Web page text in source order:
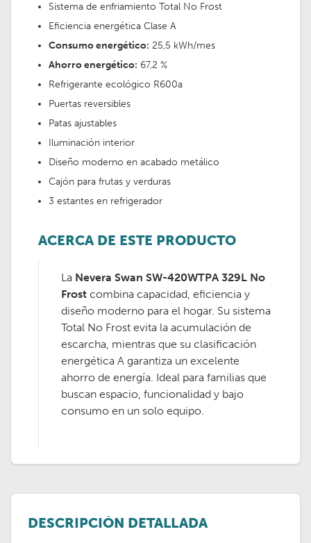
Sistema de enfriamiento Total No Frost
Eficiencia energética Clase A
Consumo energético: 25,5 kWh/mes
Ahorro energético: 67,2 %
Refrigerante ecológico R600a
Puertas reversibles
Patas ajustables
Iluminación interior
Diseño moderno en acabado metálico
Cajón para frutas y verduras
3 estantes en refrigerador
ACERCA DE ESTE PRODUCTO
La Nevera Swan SW-420WTPA 329L No
Frost combina capacidad, eficiencia y
diseño moderno para el hogar. Su sistema
Total No Frost evita la acumulación de
escarcha, mientras que su clasificación
energética A garantiza un excelente
ahorro de energía. Ideal para familias que
buscan espacio, funcionalidad y bajo
consumo en un solo equipo.
DESCRIPCIÓN DETALLADA